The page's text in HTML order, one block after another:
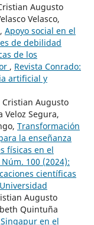
Augusto
Velasco,
Apoyo social en el
de debilidad
de los
, Revista Conrado:
artificial y
Cristian Augusto
Veloz Segura,
Transformación
la enseñanza
físicas en el
100 (2024):
científicas
Augusto
Quintuña
en el